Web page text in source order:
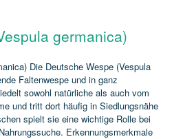
germanica)
Die Deutsche Wespe (Vespula
Faltenwespe und in ganz
sowohl natürliche als auch vom
und tritt dort häufig in Siedlungsnähe
spielt sie eine wichtige Rolle bei
Erkennungsmerkmale